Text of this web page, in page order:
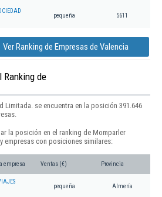
pequeña 5611
Ver Ranking de Empresas de Valencia
Ranking de
Limitada. se encuentra en la posición 391.646
la posición en el ranking de Momparler
empresas con posiciones similares:
empresa Ventas (€) Provincia
pequeña Almería